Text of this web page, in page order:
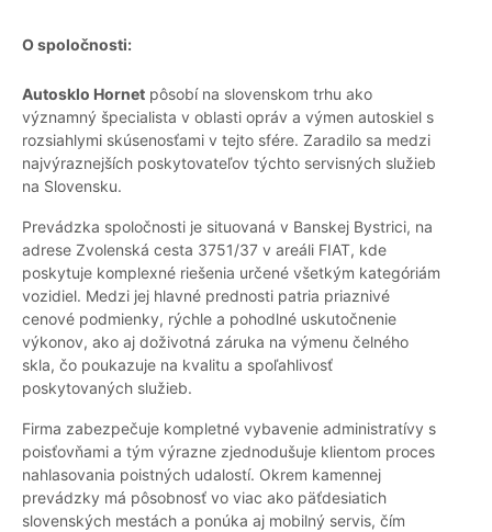
O spoločnosti:
Autosklo Hornet pôsobí na slovenskom trhu ako
významný špecialista v oblasti opráv a výmen autoskiel s
rozsiahlymi skúsenosťami v tejto sfére. Zaradilo sa medzi
najvýraznejších poskytovateľov týchto servisných služieb
na Slovensku.
Prevádzka spoločnosti je situovaná v Banskej Bystrici, na
adrese Zvolenská cesta 3751/37 v areáli FIAT, kde
poskytuje komplexné riešenia určené všetkým kategóriám
vozidiel. Medzi jej hlavné prednosti patria priaznivé
cenové podmienky, rýchle a pohodlné uskutočnenie
výkonov, ako aj doživotná záruka na výmenu čelného
skla, čo poukazuje na kvalitu a spoľahlivosť
poskytovaných služieb.
Firma zabezpečuje kompletné vybavenie administratívy s
poisťovňami a tým výrazne zjednodušuje klientom proces
nahlasovania poistných udalostí. Okrem kamennej
prevádzky má pôsobnosť vo viac ako päťdesiatich
slovenských mestách a ponúka aj mobilný servis, čím